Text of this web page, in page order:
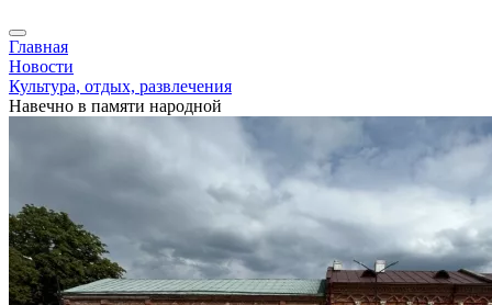
Главная
Новости
Культура, отдых, развлечения
Навечно в памяти народной